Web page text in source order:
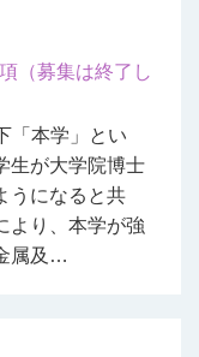
（募集は終了し
「本学」とい
生が大学院博士
うになると共
より、本学が強
属及…